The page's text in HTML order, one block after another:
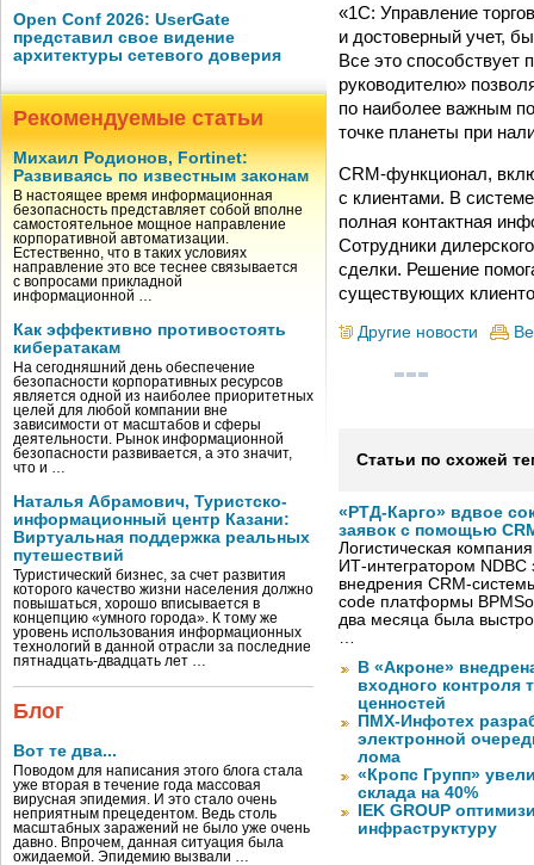
Open Conf 2026: UserGate
представил свое видение
архитектуры сетевого доверия
Рекомендуемые статьи
Михаил Родионов, Fortinet:
Развиваясь по известным законам
В настоящее время информационная
безопасность представляет собой вполне
самостоятельное мощное направление
корпоративной автоматизации.
Естественно, что в таких условиях
направление это все теснее связывается
с вопросами прикладной
информационной …
Как эффективно противостоять
кибератакам
На сегодняшний день обеспечение
безопасности корпоративных ресурсов
является одной из наиболее приоритетных
целей для любой компании вне
зависимости от масштабов и сферы
деятельности. Рынок информационной
безопасности развивается, а это значит,
что и …
Наталья Абрамович, Туристско-
информационный центр Казани:
Виртуальная поддержка реальных
путешествий
Туристический бизнес, за счет развития
которого качество жизни населения должно
повышаться, хорошо вписывается в
концепцию «умного города». К тому же
уровень использования информационных
технологий в данной отрасли за последние
пятнадцать-двадцать лет …
Блог
Вот те два...
Поводом для написания этого блога стала
уже вторая в течение года массовая
вирусная эпидемия. И это стало очень
неприятным прецедентом. Ведь столь
масштабных заражений не было уже очень
давно. Впрочем, данная ситуация была
ожидаемой. Эпидемию вызвали …
«1С: Управление
и достоверный учет,
Все это способствует
руководителю»
по наиболее важным
точке планеты при
CRM-функционал,
с клиентами. В
полная контактная
Сотрудники
сделки. Решение
существующих
Другие новости
Статьи по схожей
«РТД-Карго» вдвое
заявок с помощью
Логистическая
ИТ-интегратором NDBC
внедрения CRM-
code платформы
два месяца была
…
В «Акроне»
входного контроля
ценностей
ПМХ-Инфотех
электронной
лома
«Кропс Групп»
склада на 40%
IEK GROUP
инфраструктуру